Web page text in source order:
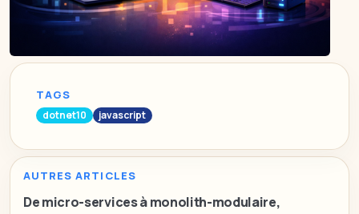
TAGS
dotnet10 javascript
AUTRES ARTICLES
De micro-services à monolith-modulaire,